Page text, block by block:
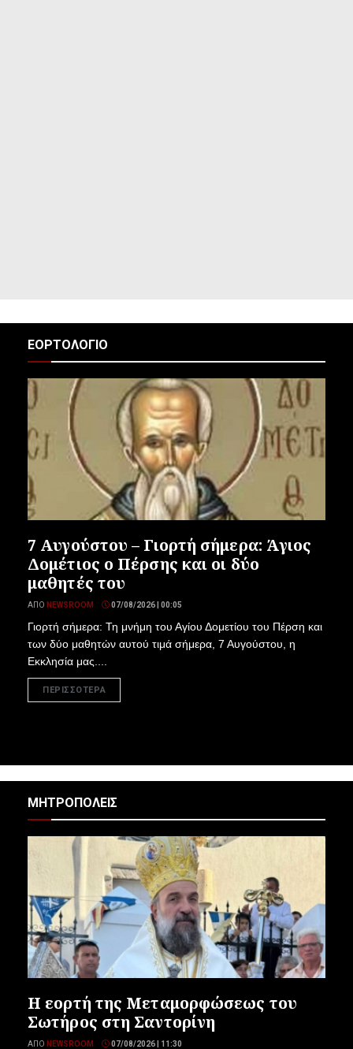
ΕΟΡΤΟΛΟΓΙΟ
7 Αυγούστου – Γιορτή σήμερα: Άγιος
Δομέτιος ο Πέρσης και οι δύο
μαθητές του
ΑΠΌ NEWSROOM 07/08/2026 | 00:05
Γιορτή σήμερα: Τη μνήμη του Αγίου Δομετίου του Πέρση και
των δύο μαθητών αυτού τιμά σήμερα, 7 Αυγούστου, η
Εκκλησία μας....
ΠΕΡΙΣΣΟΤΕΡΑ
ΜΗΤΡΟΠΟΛΕΙΣ
Η εορτή της Μεταμορφώσεως του
Σωτήρος στη Σαντορίνη
ΑΠΌ NEWSROOM 07/08/2026 | 11:30